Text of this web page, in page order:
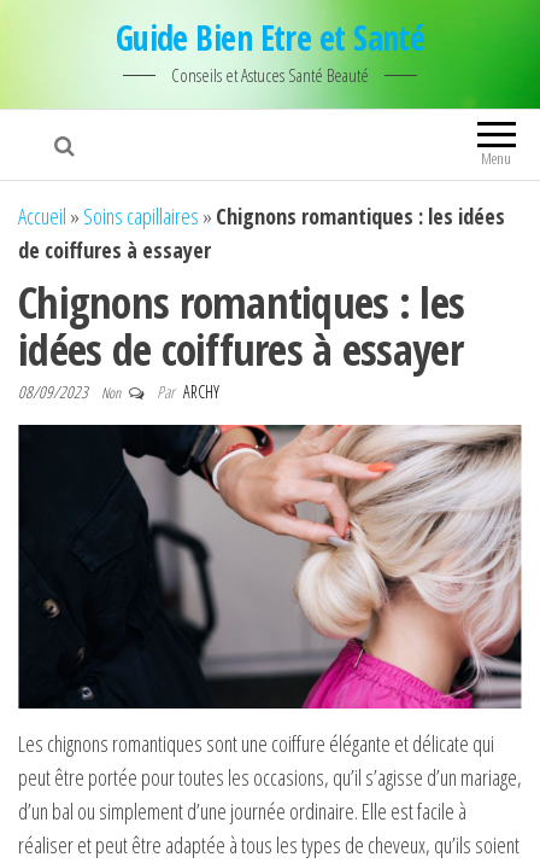
Guide Bien Etre et Santé
Conseils et Astuces Santé Beauté
Menu
Accueil » Soins capillaires » Chignons romantiques : les idées
de coiffures à essayer
Chignons romantiques : les
idées de coiffures à essayer
08/09/2023 Non Par ARCHY
Les chignons romantiques sont une coiffure élégante et délicate qui
peut être portée pour toutes les occasions, qu’il s’agisse d’un mariage,
d’un bal ou simplement d’une journée ordinaire. Elle est facile à
réaliser et peut être adaptée à tous les types de cheveux, qu’ils soient